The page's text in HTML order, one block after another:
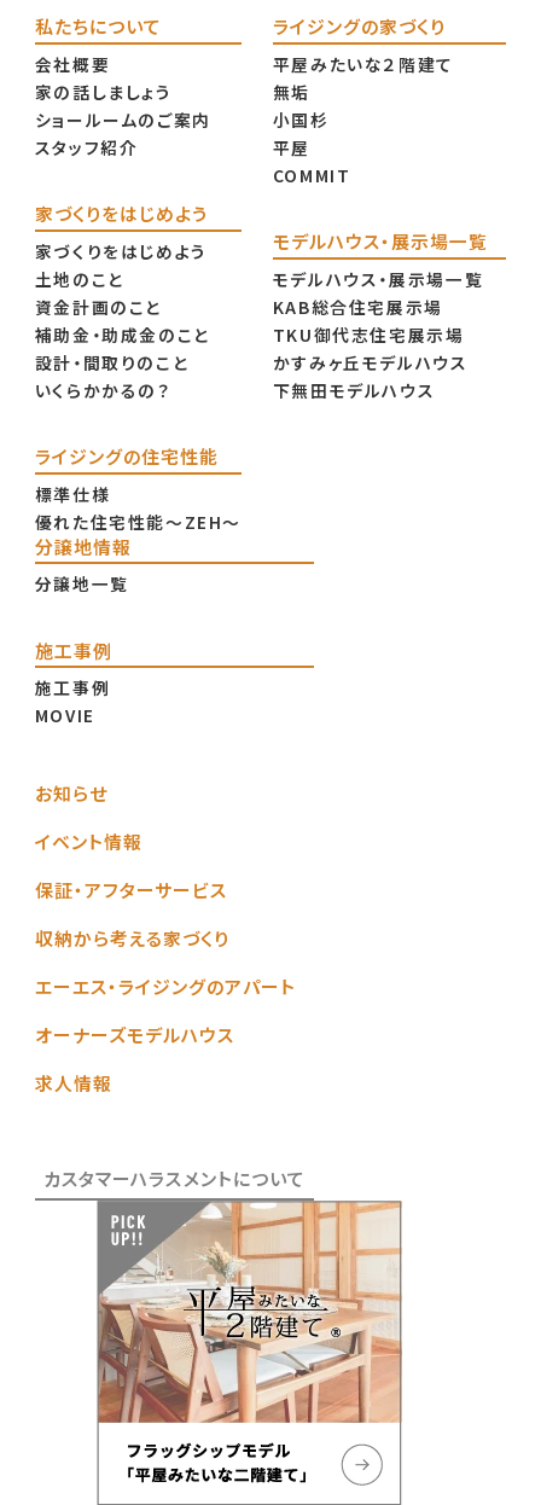
私たちについて
会社概要
家の話しましょう
ショールームのご案内
スタッフ紹介
家づくりをはじめよう
家づくりをはじめよう
土地のこと
資金計画のこと
補助金・助成金のこと
設計・間取りのこと
いくらかかるの？
ライジングの住宅性能
標準仕様
優れた住宅性能〜ZEH〜
ライジングの家づくり
平屋みたいな２階建て
無垢
小国杉
平屋
COMMIT
モデルハウス・展示場一覧
モデルハウス・展示場一覧
KAB総合住宅展示場
TKU御代志住宅展示場
かすみヶ丘モデルハウス
下無田モデルハウス
分譲地情報
分譲地一覧
施工事例
施工事例
MOVIE
お知らせ
イベント情報
保証・アフターサービス
収納から考える家づくり
エーエス・ライジングのアパート
オーナーズモデルハウス
求人情報
カスタマーハラスメントについて